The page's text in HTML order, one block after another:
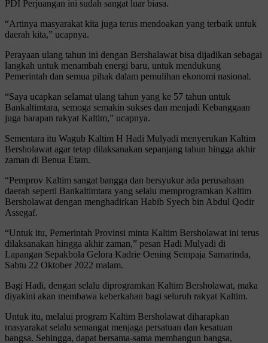
PDI Perjuangan ini sudah sangat luar biasa.
“Artinya masyarakat kita juga terus mendoakan yang terbaik untuk
daerah kita,” ucapnya.
Perayaan ulang tahun ini dengan Bershalawat bisa dijadikan sebagai
langkah untuk menambah energi baru, untuk mendukung
Pemerintah dan semua pihak dalam pemulihan ekonomi nasional.
“Saya ucapkan selamat ulang tahun yang ke 57 tahun untuk
Bankaltimtara, semoga semakin sukses dan menjadi Kebanggaan
juga harapan rakyat Kaltim,” ucapnya.
Sementara itu Wagub Kaltim H Hadi Mulyadi menyerukan Kaltim
Bersholawat agar tetap dilaksanakan sepanjang tahun hingga akhir
zaman di Benua Etam.
“Pemprov Kaltim sangat bangga dan bersyukur ada perusahaan
daerah seperti Bankaltimtara yang selalu memprogramkan Kaltim
Bersholawat dengan menghadirkan Habib Syech bin Abdul Qodir
Assegaf.
“Untuk itu, Pemerintah Provinsi minta Kaltim Bersholawat ini terus
dilaksanakan hingga akhir zaman,” pesan Hadi Mulyadi di
Lapangan Sepakbola Gelora Kadrie Oening Sempaja Samarinda,
Sabtu 22 Oktober 2022 malam.
Bagi Hadi, dengan selalu diprogramkan Kaltim Bersholawat, maka
diyakini akan membawa keberkahan bagi seluruh rakyat Kaltim.
Untuk itu, melalui program Kaltim Bersholawat diharapkan
masyarakat selalu semangat menjaga persatuan dan kesatuan
bangsa. Sehingga, dapat bersama-sama membangun bangsa,